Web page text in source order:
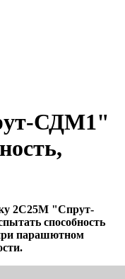
СДМ1"
2С25М "Спрут-
способность
парашютном